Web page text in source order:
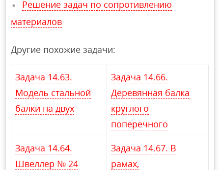
Решение задач по сопротивлению
материалов
Другие похожие задачи:
Задача 14.63.
Модель стальной
балки на двух
Задача 14.66.
Деревянная балка
круглого
поперечного
Задача 14.64.
Швеллер № 24
Задача 14.67. В
рамах,